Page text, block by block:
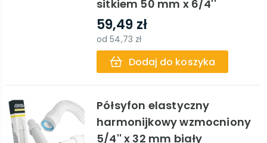
sitkiem 50 mm x 6/4''
59,49 zł
od54,73 zł
Dodaj do koszyka
Półsyfon elastyczny
harmonijkowy wzmocniony
5/4'' x 32 mm biały